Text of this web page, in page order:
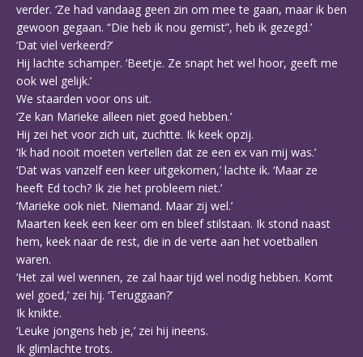
verder. ‘Ze had vandaag geen zin om mee te gaan, maar ik ben
gewoon gegaan. “Die heb ik nou gemist”, heb ik gezegd.’
‘Dat viel verkeerd?’
Hij lachte schamper. ‘Beetje. Ze snapt het wel hoor, geeft me
ook wel gelijk.’
We staarden voor ons uit.
‘Ze kan Marieke alleen niet goed hebben.’
Hij zei het voor zich uit, zuchtte. Ik keek opzij.
‘Ik had nooit moeten vertellen dat ze een ex van mij was.’
‘Dat was vanzelf een keer uitgekomen,’ lachte ik. ‘Maar ze
heeft Ed toch? Ik zie het probleem niet.’
‘Marieke ook niet. Niemand. Maar zij wel.’
Maarten keek een keer om en bleef stilstaan. Ik stond naast
hem, keek naar de rest, die in de verte aan het voetballen
waren.
‘Het zal wel wennen, ze zal haar tijd wel nodig hebben. Komt
wel goed,’ zei hij. ‘Teruggaan?’
Ik knikte.
‘Leuke jongens heb je,’ zei hij ineens.
Ik glimlachte trots.